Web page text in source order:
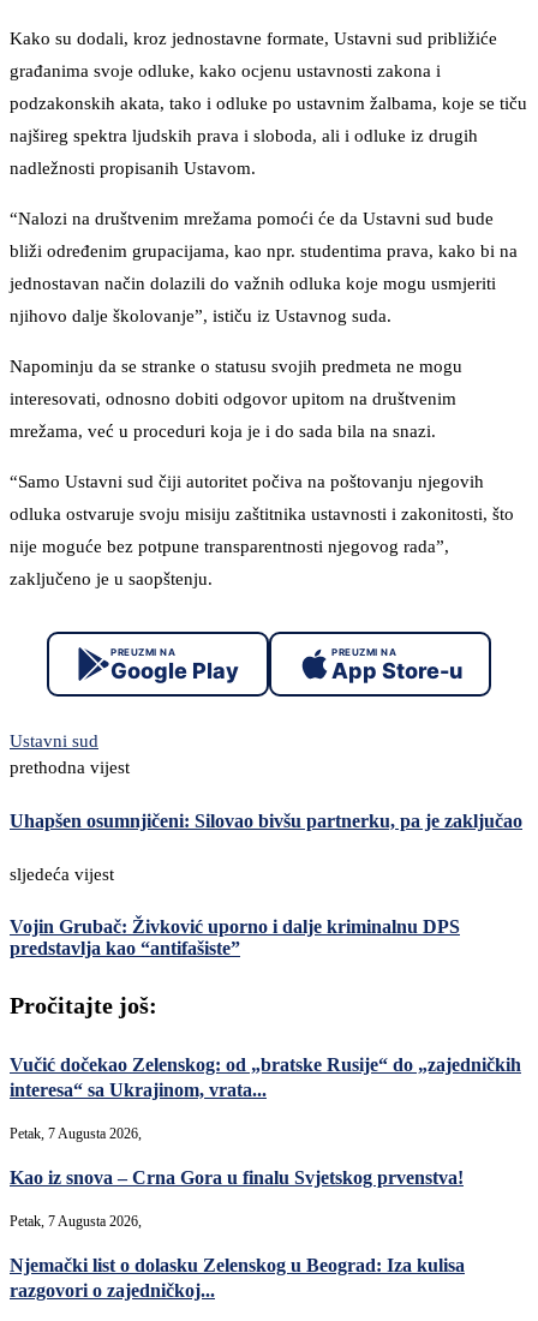
Kako su dodali, kroz jednostavne formate, Ustavni sud približiće
građanima svoje odluke, kako ocjenu ustavnosti zakona i
podzakonskih akata, tako i odluke po ustavnim žalbama, koje se tiču
najšireg spektra ljudskih prava i sloboda, ali i odluke iz drugih
nadležnosti propisanih Ustavom.
“Nalozi na društvenim mrežama pomoći će da Ustavni sud bude
bliži određenim grupacijama, kao npr. studentima prava, kako bi na
jednostavan način dolazili do važnih odluka koje mogu usmjeriti
njihovo dalje školovanje”, ističu iz Ustavnog suda.
Napominju da se stranke o statusu svojih predmeta ne mogu
interesovati, odnosno dobiti odgovor upitom na društvenim
mrežama, već u proceduri koja je i do sada bila na snazi.
“Samo Ustavni sud čiji autoritet počiva na poštovanju njegovih
odluka ostvaruje svoju misiju zaštitnika ustavnosti i zakonitosti, što
nije moguće bez potpune transparentnosti njegovog rada”,
zaključeno je u saopštenju.
PREUZMI NA
Google Play
PREUZMI NA
App Store-u
Ustavni sud
prethodna vijest
Uhapšen osumnjičeni: Silovao bivšu partnerku, pa je zaključao
sljedeća vijest
Vojin Grubač: Živković uporno i dalje kriminalnu DPS
predstavlja kao “antifašiste”
Pročitajte još:
Vučić dočekao Zelenskog: od „bratske Rusije“ do „zajedničkih
interesa“ sa Ukrajinom, vrata...
Petak, 7 Augusta 2026,
Kao iz snova – Crna Gora u finalu Svjetskog prvenstva!
Petak, 7 Augusta 2026,
Njemački list o dolasku Zelenskog u Beograd: Iza kulisa
razgovori o zajedničkoj...